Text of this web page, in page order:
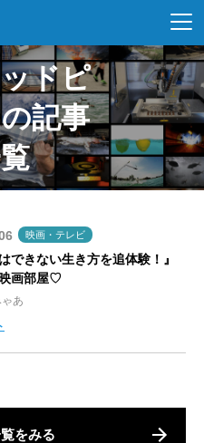
ドピ
記事
映画・テレビ
できない生き方を追体験！』
画部屋♡
あ
をみる